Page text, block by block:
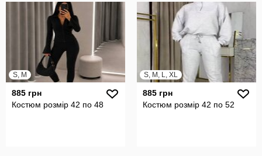
S, M
885 грн
Костюм розмір 42 по 48
S, M, L, XL
885 грн
Костюм розмір 42 по 52